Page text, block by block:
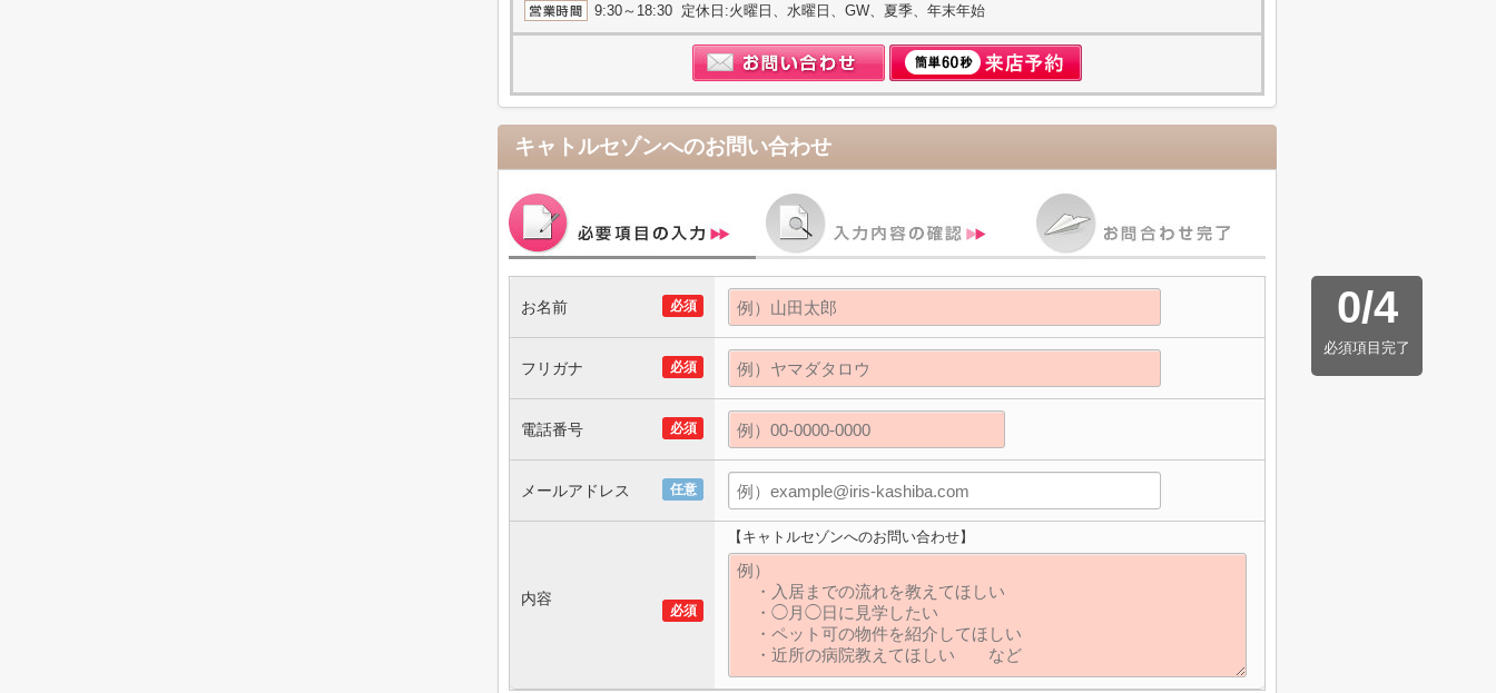
9:30～18:30 定休日:火曜日、水曜日、GW、夏季、年末年始
キャトルセゾンへのお問い合わせ
0/4
必須項目完了
必須
お名前
必須
フリガナ
必須
電話番号
任意
メールアドレス
必須
内容
【キャトルセゾンへのお問い合わせ】